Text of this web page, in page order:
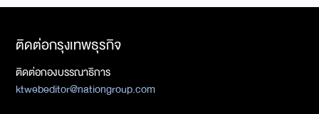
ติดต่อกรุงเทพธุรกิจ
ติดต่อกองบรรณาธิการ
ktwebeditor@nationgroup.com